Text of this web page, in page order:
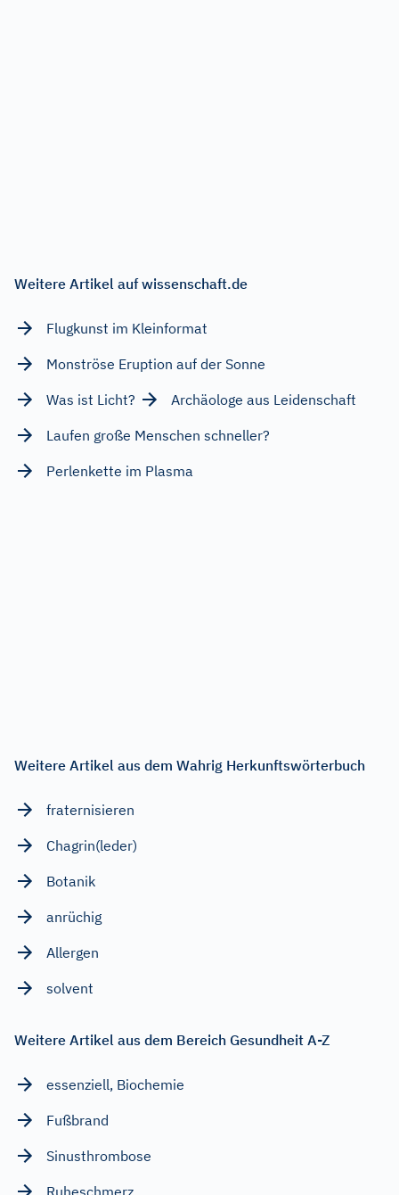
Weitere Artikel auf wissenschaft.de
Flugkunst im Kleinformat
Monströse Eruption auf der Sonne
Was ist Licht?
Archäologe aus Leidenschaft
Laufen große Menschen schneller?
Perlenkette im Plasma
Weitere Artikel aus dem Wahrig Herkunftswörterbuch
fraternisieren
Chagrin(leder)
Botanik
anrüchig
Allergen
solvent
Weitere Artikel aus dem Bereich Gesundheit A-Z
essenziell, Biochemie
Fußbrand
Sinusthrombose
Ruheschmerz